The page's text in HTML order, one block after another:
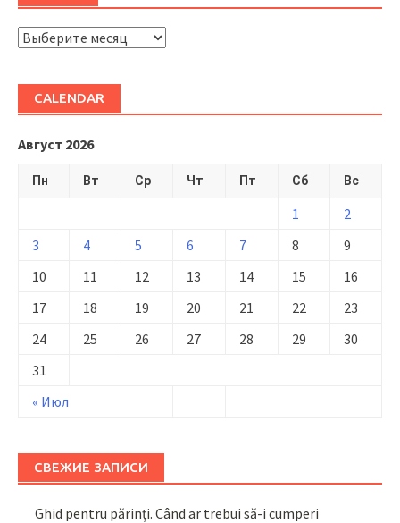
ARHIVĂ
CALENDAR
Август 2026
Пн Вт Ср Чт Пт Сб Вс
« Июл
1
2
3
4 5 6 7 8
9
10
11 12 13 14 15
16
17
18 19 20 21 22
23
24
25 26 27 28 29
30
31
СВЕЖИЕ ЗАПИСИ
Ghid pentru părinţi. Când ar trebui să-i cumperi